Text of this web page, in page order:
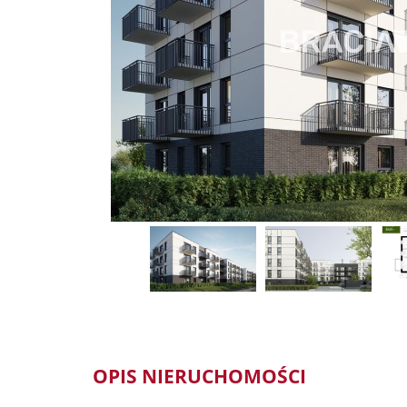
OPIS NIERUCHOMOŚCI